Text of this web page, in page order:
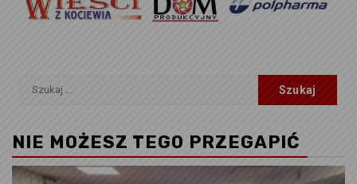
Szukaj:
NIE MOŻESZ TEGO PRZEGAPIĆ